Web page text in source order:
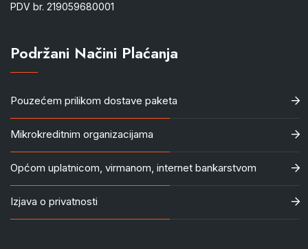
PDV br. 219059680001
Podržani Načini Plaćanja
Pouzećem prilikom dostave paketa
Mikrokreditnim organizacijama
Općom uplatnicom, virmanom, internet bankarstvom
Izjava o privatnosti